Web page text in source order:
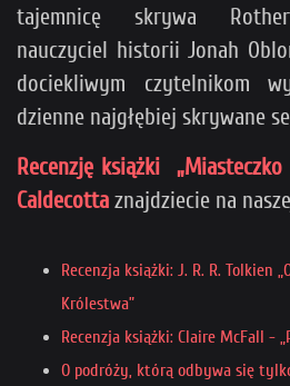
tajemnicę skrywa
nauczyciel historii Jonah
dociekliwym czytelnikom
dzienne najgłębiej skrywane
Recenzję książki
Caldecotta znajdziecie na
Recenzja książki: J. R. R. Tolkien
Królestwa”
Recenzja książki: Claire McFall -
O podróży, którą odbywa się